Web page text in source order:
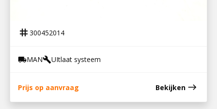
tag 300452014
local_shippingMANbuildUItlaat systeem
Prijs op aanvraag Bekijken east